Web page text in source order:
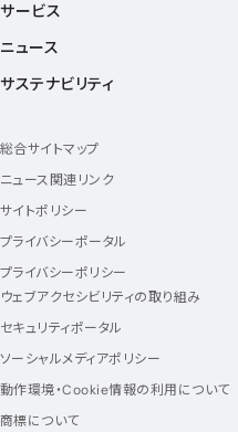
サービス
ニュース
サステナビリティ
総合サイトマップ
ニュース関連リンク
サイトポリシー
プライバシーポータル
プライバシーポリシー
ウェブアクセシビリティの取り組み
セキュリティポータル
ソーシャルメディアポリシー
動作環境・Cookie情報の利用について
商標について